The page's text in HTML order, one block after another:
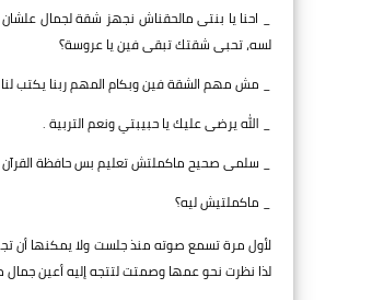
_ احنا يا بنتى مالحقناش نجهز شقة لجمال
لسه، تحبى شقتك تبقى فين يا عروسة؟
_ مش مهم الشقة فين وبكام المهم ربنا يكتب لنا
_ الله يرضى عليك يا حبيبتي ونعم التربية .
_ سلمى صحيح ماكملتش تعليم بس حافظة القرآن
_ ماكملتيش ليه؟
لأول مرة تسمع صوته منذ جلست ولا يمكنها أن
لذا نظرت نحو عمها وصمتت لتتجه إليه أعين جمال